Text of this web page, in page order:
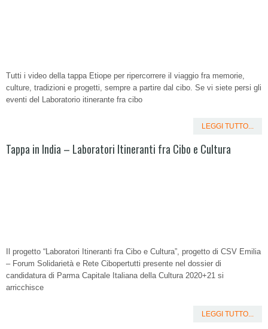
Tutti i video della tappa Etiope per ripercorrere il viaggio fra memorie,
culture, tradizioni e progetti, sempre a partire dal cibo. Se vi siete persi gli
eventi del Laboratorio itinerante fra cibo
LEGGI TUTTO...
Tappa in India – Laboratori Itineranti fra Cibo e Cultura
Il progetto “Laboratori Itineranti fra Cibo e Cultura”, progetto di CSV Emilia
– Forum Solidarietà e Rete Cibopertutti presente nel dossier di
candidatura di Parma Capitale Italiana della Cultura 2020+21 si
arricchisce
LEGGI TUTTO...